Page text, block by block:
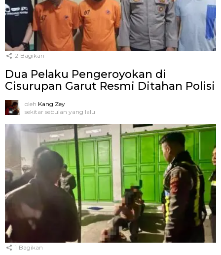
2 Bagikan
Dua Pelaku Pengeroyokan di
Cisurupan Garut Resmi Ditahan Polisi
oleh Kang Zey
sekitar sebulan yang lalu
1 Bagikan